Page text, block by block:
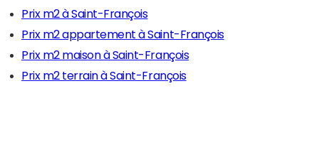
Prix m2 à Saint-François
Prix m2 appartement à Saint-François
Prix m2 maison à Saint-François
Prix m2 terrain à Saint-François